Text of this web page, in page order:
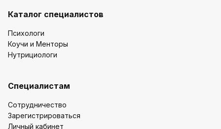
Каталог специалистов
Психологи
Коучи и Менторы
Нутрициологи
Специалистам
Сотрудничество
Зарегистрироваться
Личный кабинет